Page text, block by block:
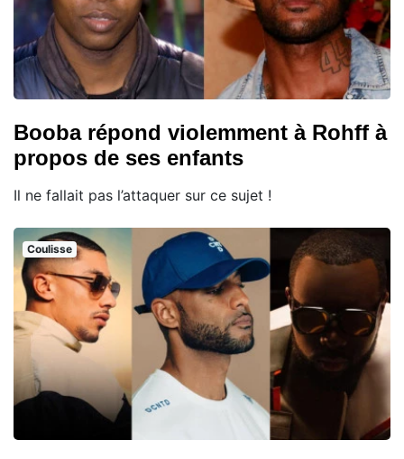
Booba répond violemment à Rohff à
propos de ses enfants
Il ne fallait pas l’attaquer sur ce sujet !
Coulisse